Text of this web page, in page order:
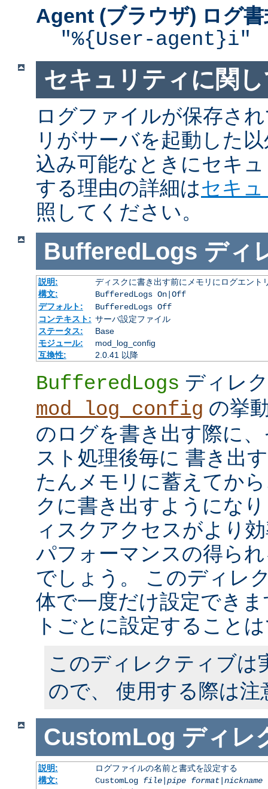
Agent (ブラウザ) ログ書
"%{User-agent}i"
セキュリティに関
ログファイルが保存さ
リがサーバを起動した
込み可能なときにセキ
する理由の詳細はセキ
照してください。
BufferedLogs ディ
説明:
ディスクに書き出す前にメモリにログエント
構文:
BufferedLogs On|Off
デフォルト:
BufferedLogs Off
コンテキスト: サーバ設定ファイル
ステータス:
Base
モジュール:
mod_log_config
互換性:
2.0.41 以降
BufferedLogs ディレ
mod_log_config の挙
のログを書き出す際に
スト処理後毎に 書き出
たんメモリに蓄えてか
クに書き出すようにな
ィスクアクセスがより
パフォーマンスの得ら
でしょう。 このディレ
体で一度だけ設定でき
トごとに設定すること
このディレクティブは
ので、 使用する際は
CustomLog ディレ
説明:
ログファイルの名前と書式を設定する
構文:
CustomLog file|pipe format|nickname